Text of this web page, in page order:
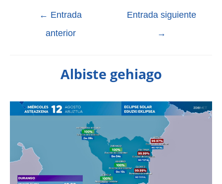
← Entrada
anterior
Entrada siguiente
→
Albiste gehiago